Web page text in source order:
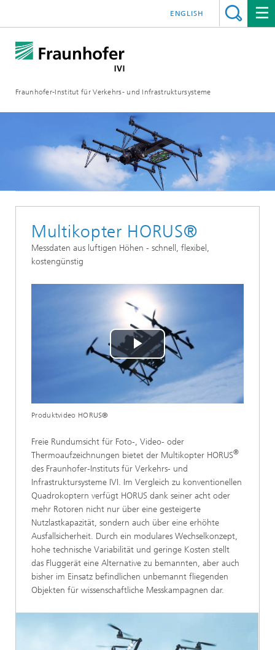
Fraunhofer-Institut für Verkehrs- und Infrastruktursysteme
ENGLISH
Multikopter HORUS®
Messdaten aus luftigen Höhen - schnell, flexibel,
kostengünstig
Play
Video
Produktvideo HORUS®
Freie Rundumsicht für Foto-, Video- oder
Thermoaufzeichnungen bietet der Multikopter HORUS®
des Fraunhofer-Instituts für Verkehrs- und
Infrastruktursysteme IVI. Im Vergleich zu konventionellen
Quadrokoptern verfügt HORUS dank seiner acht oder
mehr Rotoren nicht nur über eine gesteigerte
Nutzlastkapazität, sondern auch über eine erhöhte
Ausfallsicherheit. Durch ein modulares Wechselkonzept,
hohe technische Variabilität und geringe Kosten stellt
das Fluggerät eine Alternative zu bemannten, aber auch
bisher im Einsatz befindlichen unbemannt fliegenden
Objekten für wissenschaftliche Messkampagnen dar.